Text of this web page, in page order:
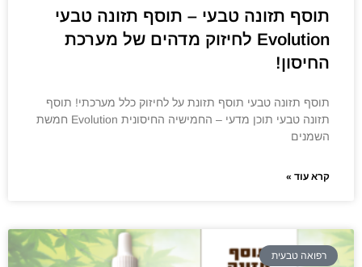
תוסף תזונה טבעי – תוסף תזונה טבעי
Evolution לחיזוק מדהים של מערכת
החיסון!
תוסף תזונה טבעי תוסף תזונת על לחיזוק כלל מערכתי! תוסף
תזונה טבעי תוכן מדעי – החמישיה החיסונית Evolution חמשת
השמנים
קרא עוד »
רפואה טבעית